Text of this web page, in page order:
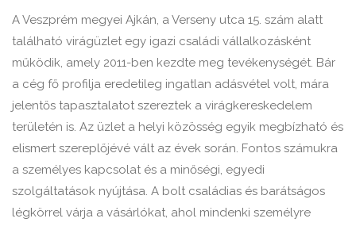
A Veszprém megyei Ajkán, a Verseny utca 15. szám alatt
található virágüzlet egy igazi családi vállalkozásként
működik, amely 2011-ben kezdte meg tevékenységét. Bár
a cég fő profilja eredetileg ingatlan adásvétel volt, mára
jelentős tapasztalatot szereztek a virágkereskedelem
területén is. Az üzlet a helyi közösség egyik megbízható és
elismert szereplőjévé vált az évek során. Fontos számukra
a személyes kapcsolat és a minőségi, egyedi
szolgáltatások nyújtása. A bolt családias és barátságos
légkörrel várja a vásárlókat, ahol mindenki személyre